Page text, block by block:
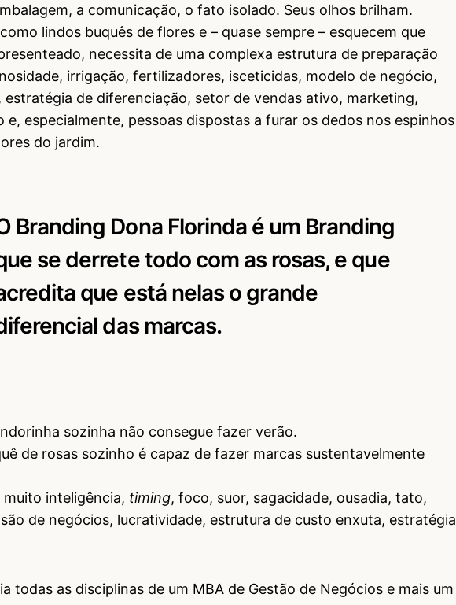
a comunicação, o fato isolado. Seus olhos brilham.
lindos buquês de flores e – quase sempre – esquecem que
necessita de uma complexa estrutura de preparação
irrigação, fertilizadores, isceticidas, modelo de negócio,
estratégia de diferenciação, setor de vendas ativo, marketing,
e, especialmente, pessoas dispostas a furar os dedos nos espinhos
do jardim.
Branding Dona Florinda é um Branding
se derrete todo com as rosas, e que
que está nelas o grande
das marcas.
sozinha não consegue fazer verão.
de rosas sozinho é capaz de fazer marcas sustentavelmente
muito inteligência, timing, foco, suor, sagacidade, ousadia, tato,
de negócios, lucratividade, estrutura de custo enxuta, estratégia
todas as disciplinas de um MBA de Gestão de Negócios e mais um